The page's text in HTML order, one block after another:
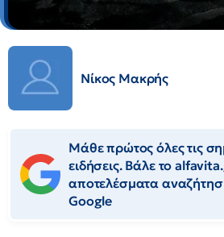
Νίκος Μακρής
Μάθε πρώτος όλες τις
ειδήσεις. Βάλε το
αποτελέσματα
Google